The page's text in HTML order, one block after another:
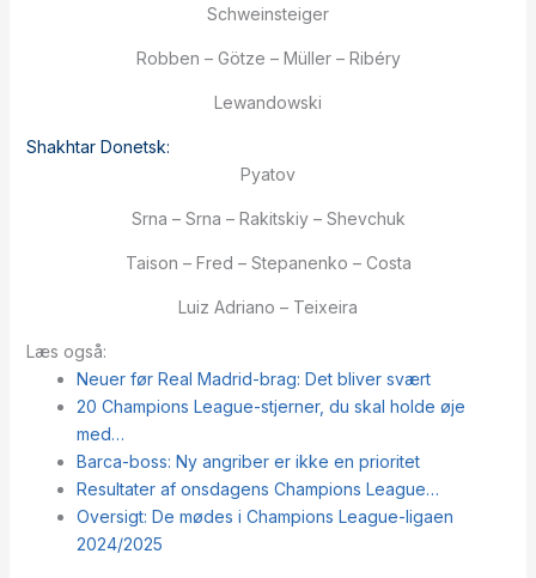
Schweinsteiger
Robben – Götze – Müller – Ribéry
Lewandowski
Shakhtar Donetsk:
Pyatov
Srna – Srna – Rakitskiy – Shevchuk
Taison – Fred – Stepanenko – Costa
Luiz Adriano – Teixeira
Læs også:
Neuer før Real Madrid-brag: Det bliver svært
20 Champions League-stjerner, du skal holde øje
med…
Barca-boss: Ny angriber er ikke en prioritet
Resultater af onsdagens Champions League…
Oversigt: De mødes i Champions League-ligaen
2024/2025